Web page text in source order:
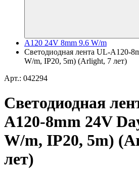
A120 24V 8mm 9.6 W/m
Светодиодная лента UL-A120-
W/m, IP20, 5m) (Arlight, 7 лет)
Арт.: 042294
Светодиодная
A120-8mm 24V
W/m, IP20, 5m)
лет)